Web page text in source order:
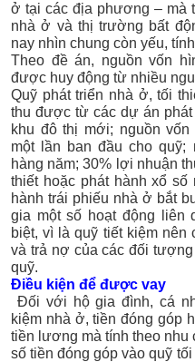
ở tại các địa phương – mà
nhà ở và thị trường bất
nay nhìn chung còn yếu,
Theo đề án, nguồn vốn
được huy động từ nhiều
Quỹ phát triển nhà ở, tối
thu được từ các dự án
khu đô thị mới; nguồn
một lần ban đầu cho
hàng năm; 30% lợi nhuận
thiết hoặc phát hành xổ
hành trái phiếu nhà ở bắt
gia một số hoạt động
biệt, vì là quỹ tiết kiệm nên
và trả nợ của các đối
quỹ.
Điều kiện để được vay
Đối với hộ gia đình, cá
kiệm nhà ở, tiền đóng góp
tiền lương mà tính theo nhu
số tiền đóng góp vào quỹ